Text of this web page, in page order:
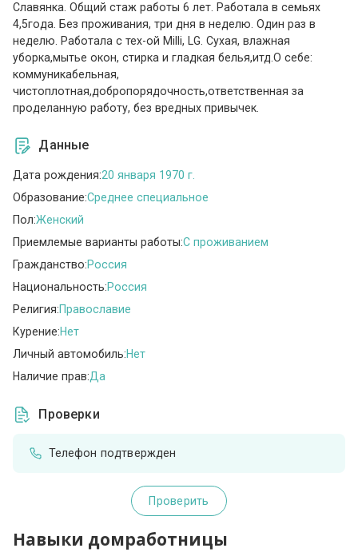
Славянка. Общий стаж работы 6 лет. Работала в семьях
4,5года. Без проживания, три дня в неделю. Один раз в
неделю. Работала с тех-ой Milli, LG. Сухая, влажная
уборка,мытье окон, стирка и гладкая белья,итд.О себе:
коммуникабельная,
чистоплотная,добропорядочность,ответственная за
проделанную работу, без вредных привычек.
Данные
Дата рождения:20 января 1970 г.
Образование:Среднее специальное
Пол:Женский
Приемлемые варианты работы:C проживанием
Гражданство:Россия
Национальность:Россия
Религия:Православие
Курение:Нет
Личный автомобиль:Нет
Наличие прав:Да
Проверки
Телефон подтвержден
Проверить
Навыки домработницы